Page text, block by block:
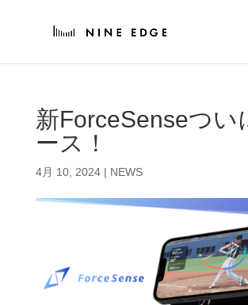
新ForceSenseつい
ース！
4月 10, 2024| NEWS